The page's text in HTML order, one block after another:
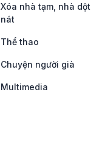
Xóa nhà tạm, nhà dột
nát
Thể thao
Chuyện người già
Multimedia